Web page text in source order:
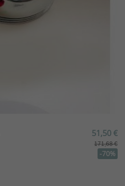
51,50 €
171,68 €
-70%